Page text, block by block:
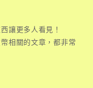
讓更多人看見！
相關的文章，都非常